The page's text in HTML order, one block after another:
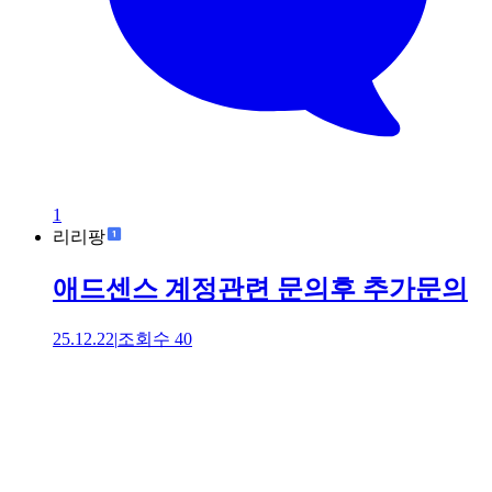
1
리리팡
애드센스 계정관련 문의후 추가문의
25.12.22|조회수 40